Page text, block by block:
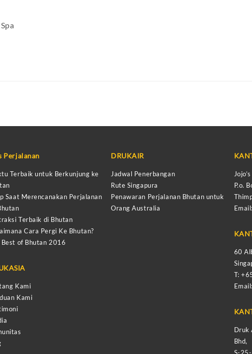
Perjalanan
Terbaik untuk Berkunjung ke
Saat Merencanakan Perjalanan
Terbaik di Bhutan
Cara Pergi Ke Bhutan?
Best of Bhutan 2016
Kami
Kami
DRUKAIR
Jadwal Penerbangan
Rute Singapura
Penawaran Perjalanan Bhutan untuk
Orang Australia
P.o.
60
T:
Druk
Bhd,